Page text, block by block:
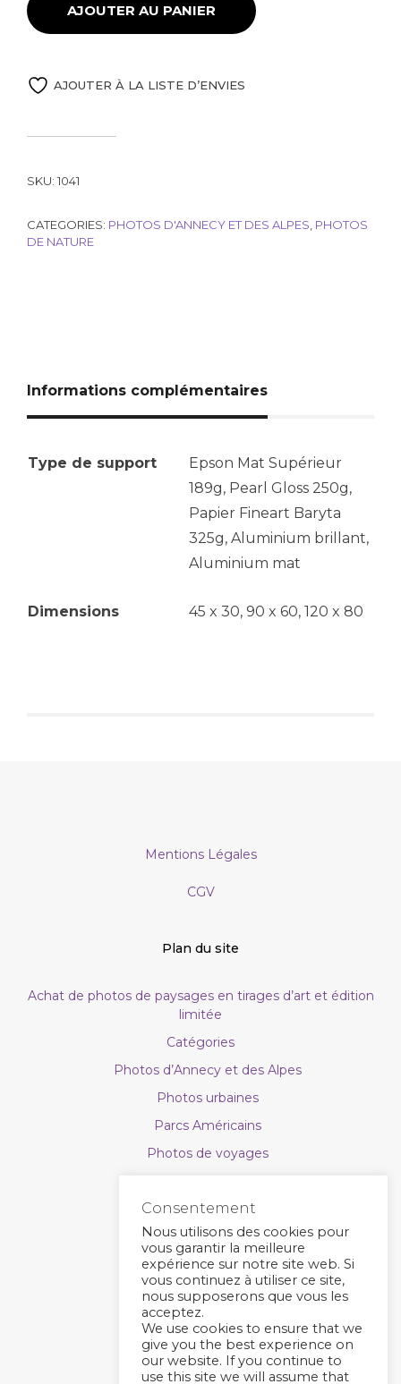
AJOUTER AU PANIER
AJOUTER À LA LISTE D’ENVIES
SKU: 1041
CATEGORIES: PHOTOS D'ANNECY ET DES ALPES PHOTOS
DE NATURE
Informations complémentaires
Type de support
Epson Mat Supérieur
189g, Pearl Gloss 250g,
Papier Fineart Baryta
325g, Aluminium brillant,
Aluminium mat
Dimensions 45 x 30, 90 x 60, 120 x 80
Mentions Légales
CGV
Plan du site
Achat de photos de paysages en tirages d’art et édition
limitée
Catégories
Photos d’Annecy et des Alpes
Photos urbaines
Parcs Américains
Photos de voyages
Astrophoto
Calendriers photo
Bons cadeaux
Types de supports
Contact
Actus
Consentement
Nous utilisons des cookies pour
vous garantir la meilleure
expérience sur notre site web. Si
vous continuez à utiliser ce site,
nous supposerons que vous les
acceptez.
We use cookies to ensure that we
give you the best experience on
our website. If you continue to
use this site we will assume that